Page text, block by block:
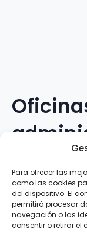
Para ofrecer las
como las cookies
del dispositivo. El
permitirá procesar
navegación o las
consentir o retirar
Avenida Galileo
15.008 · A
Teléfono: